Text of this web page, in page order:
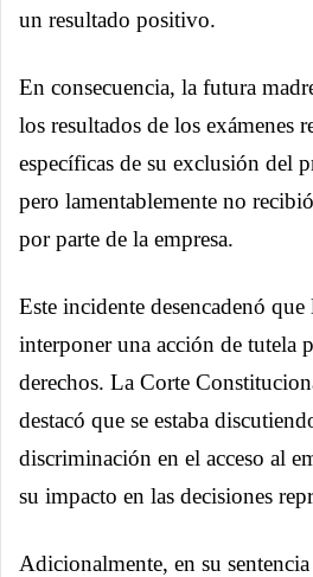
un resultado positivo.
En consecuencia, la futura
los resultados de los exámenes
específicas de su exclusión del
pero lamentablemente no
por parte de la empresa.
Este incidente desencadenó
interponer una acción de tutela
derechos. La Corte
destacó que se estaba
discriminación en el acceso al
su impacto en las decisiones
Adicionalmente, en su